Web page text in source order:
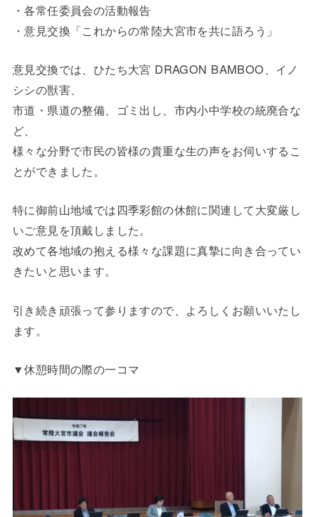
・各常任委員会の活動報告
・意見交換「これからの常陸大宮市を共に語ろう」
意見交換では、ひたち大宮 DRAGON BAMBOO、イノ
シシの獣害、
市道・県道の整備、ゴミ出し、市内小中学校の統廃合な
ど、
様々な分野で市民の皆様の貴重な生の声をお伺いするこ
とができました。
特に御前山地域では四季彩館の休館に関連して大変厳し
いご意見を頂戴しました。
改めて各地域の抱える様々な課題に真摯に向き合ってい
きたいと思います。
引き続き頑張って参りますので、よろしくお願いいたし
ます。
▼休憩時間の際の一コマ